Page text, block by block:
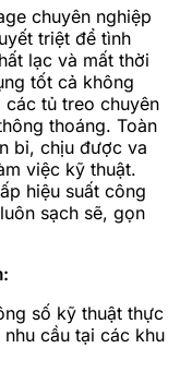
chuyên nghiệp
triệt để tình
lạc và mất thời
tốt cả không
tủ treo chuyên
thoáng. Toàn
bỉ, chịu được va
việc kỹ thuật.
hiệu suất công
sạch sẽ, gọn
số kỹ thuật thực
cầu tại các khu